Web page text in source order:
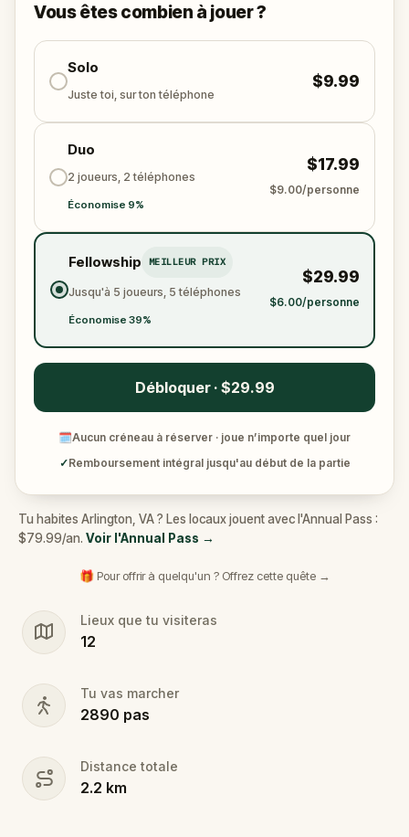
Vous êtes combien à jouer ?
Solo
Juste toi, sur ton téléphone
$9.99
Duo
2 joueurs, 2 téléphones
Économise 9%
$17.99
$9.00/personne
Fellowship MEILLEUR PRIX
Jusqu'à 5 joueurs, 5 téléphones
Économise 39%
$29.99
$6.00/personne
Débloquer · $29.99
🗓Aucun créneau à réserver · joue n’importe quel jour
✓Remboursement intégral jusqu'au début de la partie
Tu habites Arlington, VA ? Les locaux jouent avec l'Annual Pass :
$79.99/an. Voir l'Annual Pass →
🎁 Pour offrir à quelqu'un ? Offrez cette quête →
Lieux que tu visiteras
12
Tu vas marcher
2890 pas
Distance totale
2.2 km